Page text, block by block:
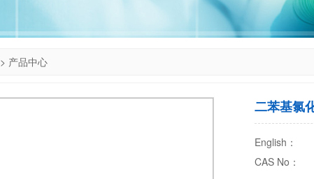
> 产品中心
二苯基氯
English：
CAS No：